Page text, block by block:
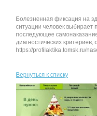
Болезненная фиксация на
ситуации человек выбирает
последующее
диагностических
https://profilaktika.tomsk.ru/
Вернуться к списку